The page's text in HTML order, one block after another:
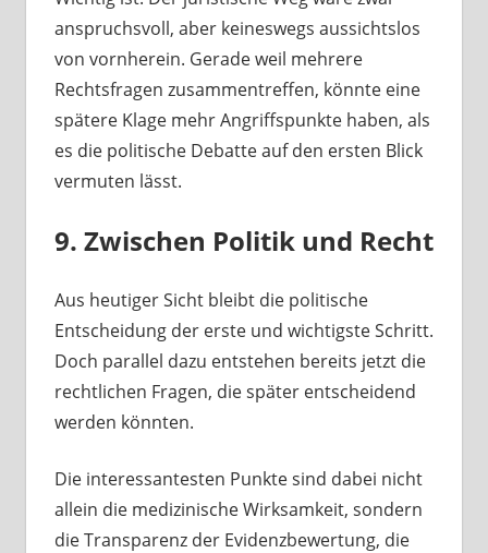
anspruchsvoll, aber keineswegs aussichtslos
von vornherein. Gerade weil mehrere
Rechtsfragen zusammentreffen, könnte eine
spätere Klage mehr Angriffspunkte haben, als
es die politische Debatte auf den ersten Blick
vermuten lässt.
9. Zwischen Politik und Recht
Aus heutiger Sicht bleibt die politische
Entscheidung der erste und wichtigste Schritt.
Doch parallel dazu entstehen bereits jetzt die
rechtlichen Fragen, die später entscheidend
werden könnten.
Die interessantesten Punkte sind dabei nicht
allein die medizinische Wirksamkeit, sondern
die Transparenz der Evidenzbewertung, die